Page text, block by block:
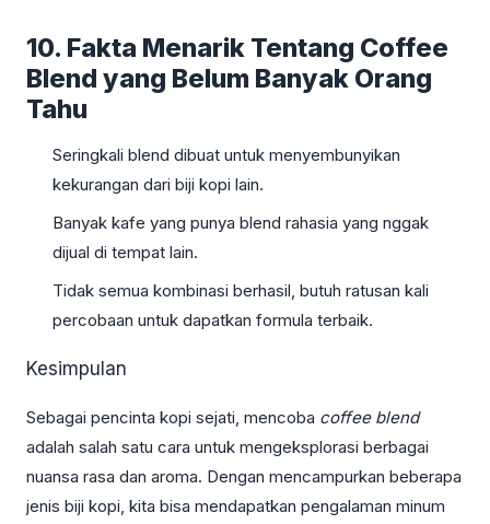
10. Fakta Menarik Tentang Coffee
Blend yang Belum Banyak Orang
Tahu
Seringkali blend dibuat untuk menyembunyikan
kekurangan dari biji kopi lain.
Banyak kafe yang punya blend rahasia yang nggak
dijual di tempat lain.
Tidak semua kombinasi berhasil, butuh ratusan kali
percobaan untuk dapatkan formula terbaik.
Kesimpulan
Sebagai pencinta kopi sejati, mencoba coffee blend
adalah salah satu cara untuk mengeksplorasi berbagai
nuansa rasa dan aroma. Dengan mencampurkan beberapa
jenis biji kopi, kita bisa mendapatkan pengalaman minum